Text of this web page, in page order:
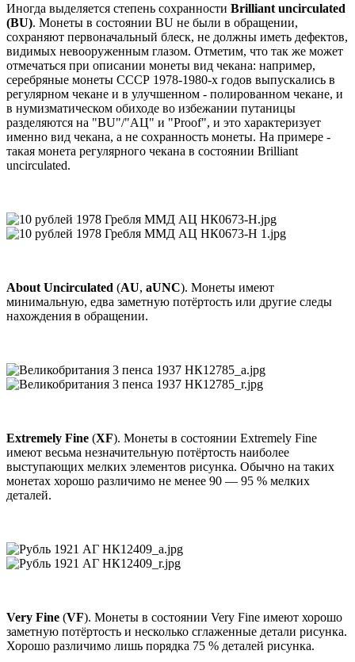
Иногда выделяется степень сохранности Brilliant uncirculated
(BU). Монеты в состоянии BU не были в обращении,
сохраняют первоначальный блеск, не должны иметь дефектов,
видимых невооруженным глазом. Отметим, что так же может
отмечаться при описании монеты вид чекана: например,
серебряные монеты СССР 1978-1980-х годов выпускались в
регулярном чекане и в улучшенном - полированном чекане, и
в нумизматическом обиходе во избежании путаницы
разделяются на "BU"/"АЦ" и "Proof", и это характеризует
именно вид чекана, а не сохранность монеты. На примере -
такая монета регулярного чекана в состоянии Brilliant
uncirculated.
About Uncirculated (AU, aUNC). Монеты имеют
минимальную, едва заметную потёртость или другие следы
нахождения в обращении.
Extremely Fine (XF). Монеты в состоянии Extremely Fine
имеют весьма незначительную потёртость наиболее
выступающих мелких элементов рисунка. Обычно на таких
монетах хорошо различимо не менее 90 — 95 % мелких
деталей.
Very Fine (VF). Монеты в состоянии Very Fine имеют хорошо
заметную потёртость и несколько сглаженные детали рисунка.
Хорошо различимо лишь порядка 75 % деталей рисунка.